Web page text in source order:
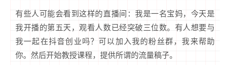
有些人可能会看到这样的直播间：我是一名宝妈，今天是
我开播的第五天，观看人数已经突破三位数。有人想要与
我一起在抖音创业吗？可以加入我的粉丝群，我来帮助
你。然后开始教授课程，提供所谓的流量稿子。